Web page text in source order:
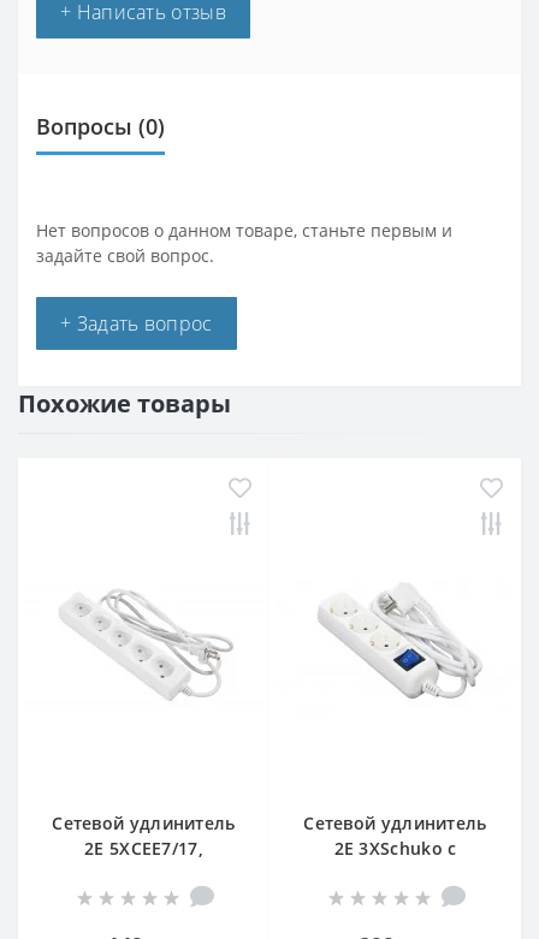
+ Написать отзыв
Вопросы (0)
Нет вопросов о данном товаре, станьте первым и
задайте свой вопрос.
+ Задать вопрос
Похожие товары
Сетевой удлинитель
2E 5XCEE7/17,
Сетевой удлинитель
2E 3XSchuko с
мм, 1.5м, white